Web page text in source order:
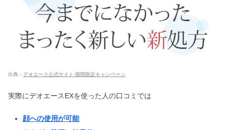
メイクキープミストは効果ない・肌に
悪い？効果的な使い方の順番も
アボカドオイルの効果＆危険性は？顔
ヴァンクリーフが高い理由！値上げし
出典： デオエース公式サイト-期間限定キャンペーン
実際にデオエースEXを使った人の口コミでは
顔への使用が可能